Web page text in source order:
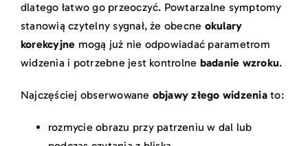
dlatego łatwo go przeoczyć. Powtarzalne symptomy
stanowią czytelny sygnał, że obecne okulary
korekcyjne mogą już nie odpowiadać parametrom
widzenia i potrzebne jest kontrolne badanie wzroku.
Najczęściej obserwowane objawy złego widzeniato:
rozmycie obrazu przy patrzeniu w dal lub